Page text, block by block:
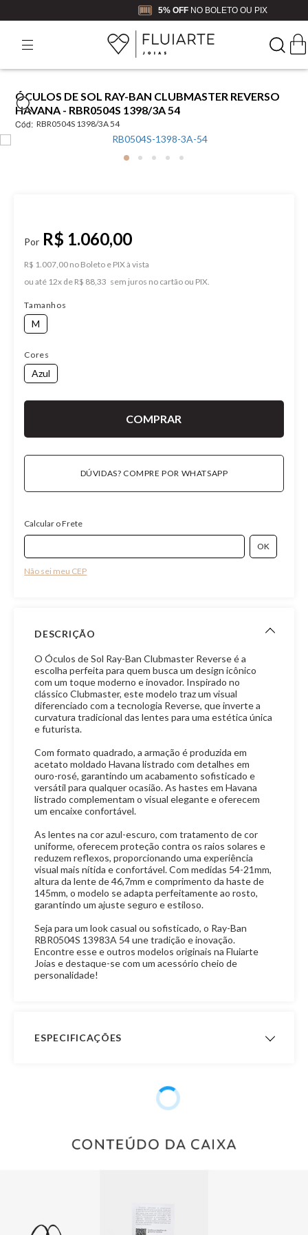
5% OFFNO BOLETO OU PIX
ÓCULOS DE SOL RAY-BAN CLUBMASTER REVERSO
HAVANA - RBR0504S 1398/3A 54
Cód: RBR0504S 1398/3A 54
R$ 1.060,00
R$ 1.007,00 no Boleto e PIX
ou
12x de R$ 88,33
Tamanhos
M
Cores
Azul
DÚVIDAS? COMPRE POR WHATSAPP
Calcular o Frete
Não sei meu CEP
DESCRIÇÃO
O Óculos de Sol Ray-Ban Clubmaster Reverse é a
escolha perfeita para quem busca um design icônico
com um toque moderno e inovador. Inspirado no
clássico Clubmaster, este modelo traz um visual
diferenciado com a tecnologia Reverse, que inverte a
curvatura tradicional das lentes para uma estética única
e futurista.
Com formato quadrado, a armação é produzida em
acetato moldado Havana listrado com detalhes em
ouro-rosé, garantindo um acabamento sofisticado e
versátil para qualquer ocasião. As hastes em Havana
listrado complementam o visual elegante e oferecem
um encaixe confortável.
As lentes na cor azul-escuro, com tratamento de cor
uniforme, oferecem proteção contra os raios solares e
reduzem reflexos, proporcionando uma experiência
visual mais nítida e confortável. Com medidas 54-21mm,
altura da lente de 46,7mm e comprimento da haste de
145mm, o modelo se adapta perfeitamente ao rosto,
garantindo um ajuste seguro e estiloso.
Seja para um look casual ou sofisticado, o Ray-Ban
RBR0504S 13983A 54 une tradição e inovação.
Encontre esse e outros modelos originais na Fluiarte
Joias e destaque-se com um acessório cheio de
personalidade!
ESPECIFICAÇÕES
Outras Marcas Ray-Ban
Azul